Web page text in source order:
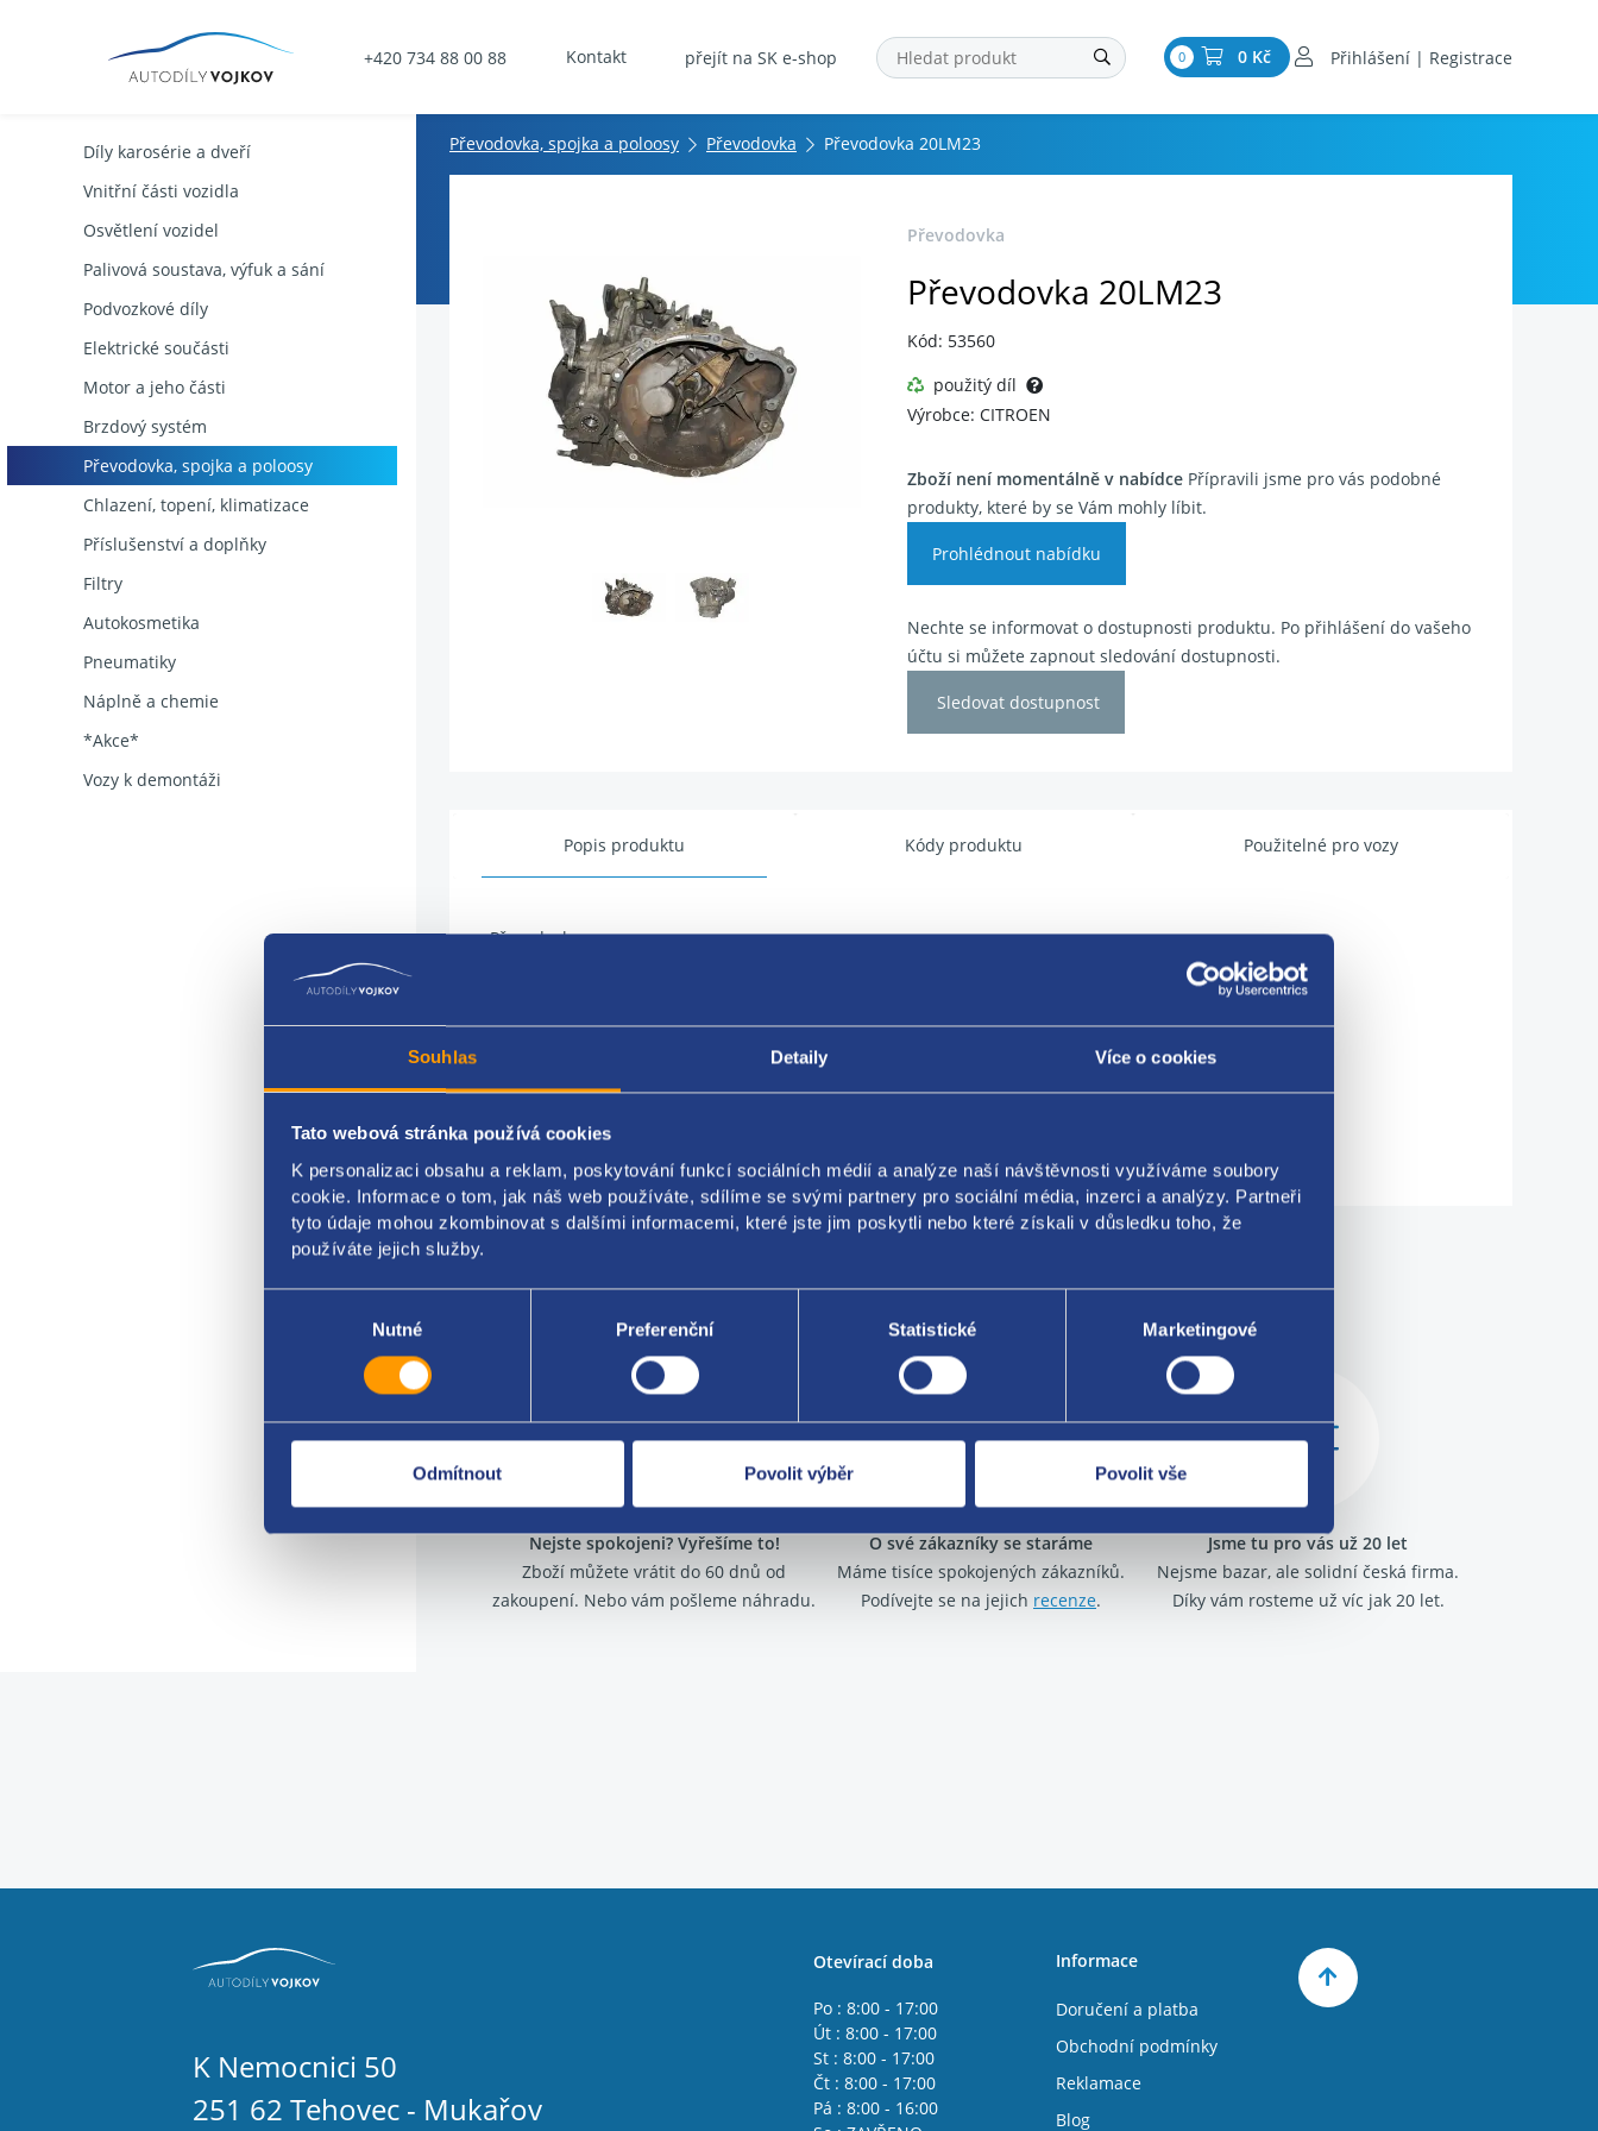
Souhlas Detaily Více o cookies
Tato webová stránka používá cookies
K personalizaci obsahu a reklam, poskytování funkcí sociálních médií a analýze naší návštěvnosti využíváme soubory
cookie. Informace o tom, jak náš web používáte, sdílíme se svými partnery pro sociální média, inzerci a analýzy. Partneři
tyto údaje mohou zkombinovat s dalšími informacemi, které jste jim poskytli nebo které získali v důsledku toho, že
používáte jejich služby.
Nutné Preferenční Statistické Marketingové
Odmítnout Povolit výběr Povolit vše
+420 734 88 00 88 Kontakt přejít na SK e-shop 0 0 Kč Přihlášení | Registrace
Díly karosérie a dveří
Vnitřní části vozidla
Osvětlení vozidel
Palivová soustava, výfuk a sání
Podvozkové díly
Elektrické součásti
Motor a jeho části
Brzdový systém
Převodovka, spojka a poloosy
Chlazení, topení, klimatizace
Příslušenství a doplňky
Filtry
Autokosmetika
Pneumatiky
Náplně a chemie
*Akce*
Vozy k demontáži
Převodovka, spojka a poloosy Převodovka Převodovka 20LM23
Převodovka
Převodovka 20LM23
Kód: 53560
použitý díl
Výrobce: CITROEN
Zboží není momentálně v nabídcePřípravili jsme pro vás podobné
produkty, které by se Vám mohly líbit.
Prohlédnout nabídku
Nechte se informovat o dostupnosti produktu. Po přihlášení do vašeho
účtu si můžete zapnout sledování dostupnosti.
Sledovat dostupnost
Popis produktu Kódy produktu Použitelné pro vozy
Převodovka
Kód : 20LM23
Stav : použité
Nejste spokojeni? Vyřešíme to!
Zboží můžete vrátit do 60 dnů od
zakoupení. Nebo vám pošleme náhradu.
O své zákazníky se staráme
Máme tisíce spokojených zákazníků.
Podívejte se na jejich recenze.
Jsme tu pro vás už 20 let
Nejsme bazar, ale solidní česká firma.
Díky vám rosteme už víc jak 20 let.
K Nemocnici 50
251 62 Tehovec - Mukařov
Otevírací doba
Po : 8:00 - 17:00
Út : 8:00 - 17:00
St : 8:00 - 17:00
Čt : 8:00 - 17:00
Pá : 8:00 - 16:00
Informace
Doručení a platba
Obchodní podmínky
Reklamace
Blog